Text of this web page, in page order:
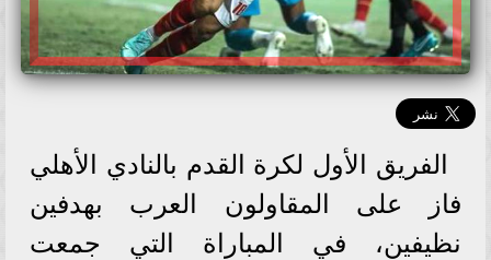
الفريق الأول لكرة القدم بالنادي الأهلي
فاز على المقاولون العرب بهدفين
نظيفين، في المباراة التي جمعت